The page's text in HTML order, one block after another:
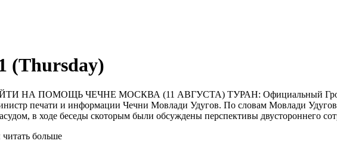
(Thursday)
ПОМОЩЬ ЧЕЧHЕ МОСКВА (11 АВГУСТА) ТУРАН: Официальный Грозный
печати и информации Чечни Мовлади Удугов. По словам Мовлади
в ходе беседы скоторым были обсуждены перспективы двустороннего
больше